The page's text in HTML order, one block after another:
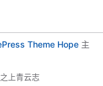
Theme Hope主
上青云志